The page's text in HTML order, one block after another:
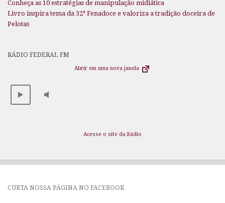
Conheça as 10 estratégias de manipulação midiática
Livro inspira tema da 32ª Fenadoce e valoriza a tradição doceira de
Pelotas
RÁDIO FEDERAL FM
Abrir em uma nova janela
Acesse o site da Rádio
CURTA NOSSA PÁGINA NO FACEBOOK